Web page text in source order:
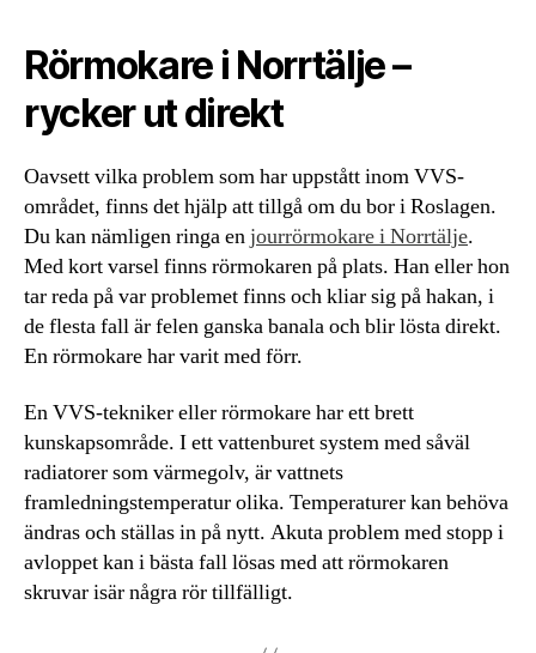
Rörmokare i Norrtälje –
rycker ut direkt
Oavsett vilka problem som har uppstått inom VVS-
området, finns det hjälp att tillgå om du bor i Roslagen.
Du kan nämligen ringa enjourrörmokare i Norrtälje.
Med kort varsel finns rörmokaren på plats. Han eller hon
tar reda på var problemet finns och kliar sig på hakan, i
de flesta fall är felen ganska banala och blir lösta direkt.
En rörmokare har varit med förr.
En VVS-tekniker eller rörmokare har ett brett
kunskapsområde. I ett vattenburet system med såväl
radiatorer som värmegolv, är vattnets
framledningstemperatur olika. Temperaturer kan behöva
ändras och ställas in på nytt. Akuta problem med stopp i
avloppet kan i bästa fall lösas med att rörmokaren
skruvar isär några rör tillfälligt.